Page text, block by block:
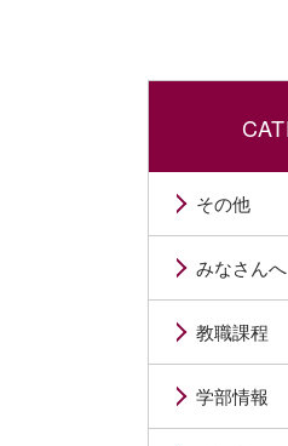
その他
みなさんへ
教職課程
学部情報